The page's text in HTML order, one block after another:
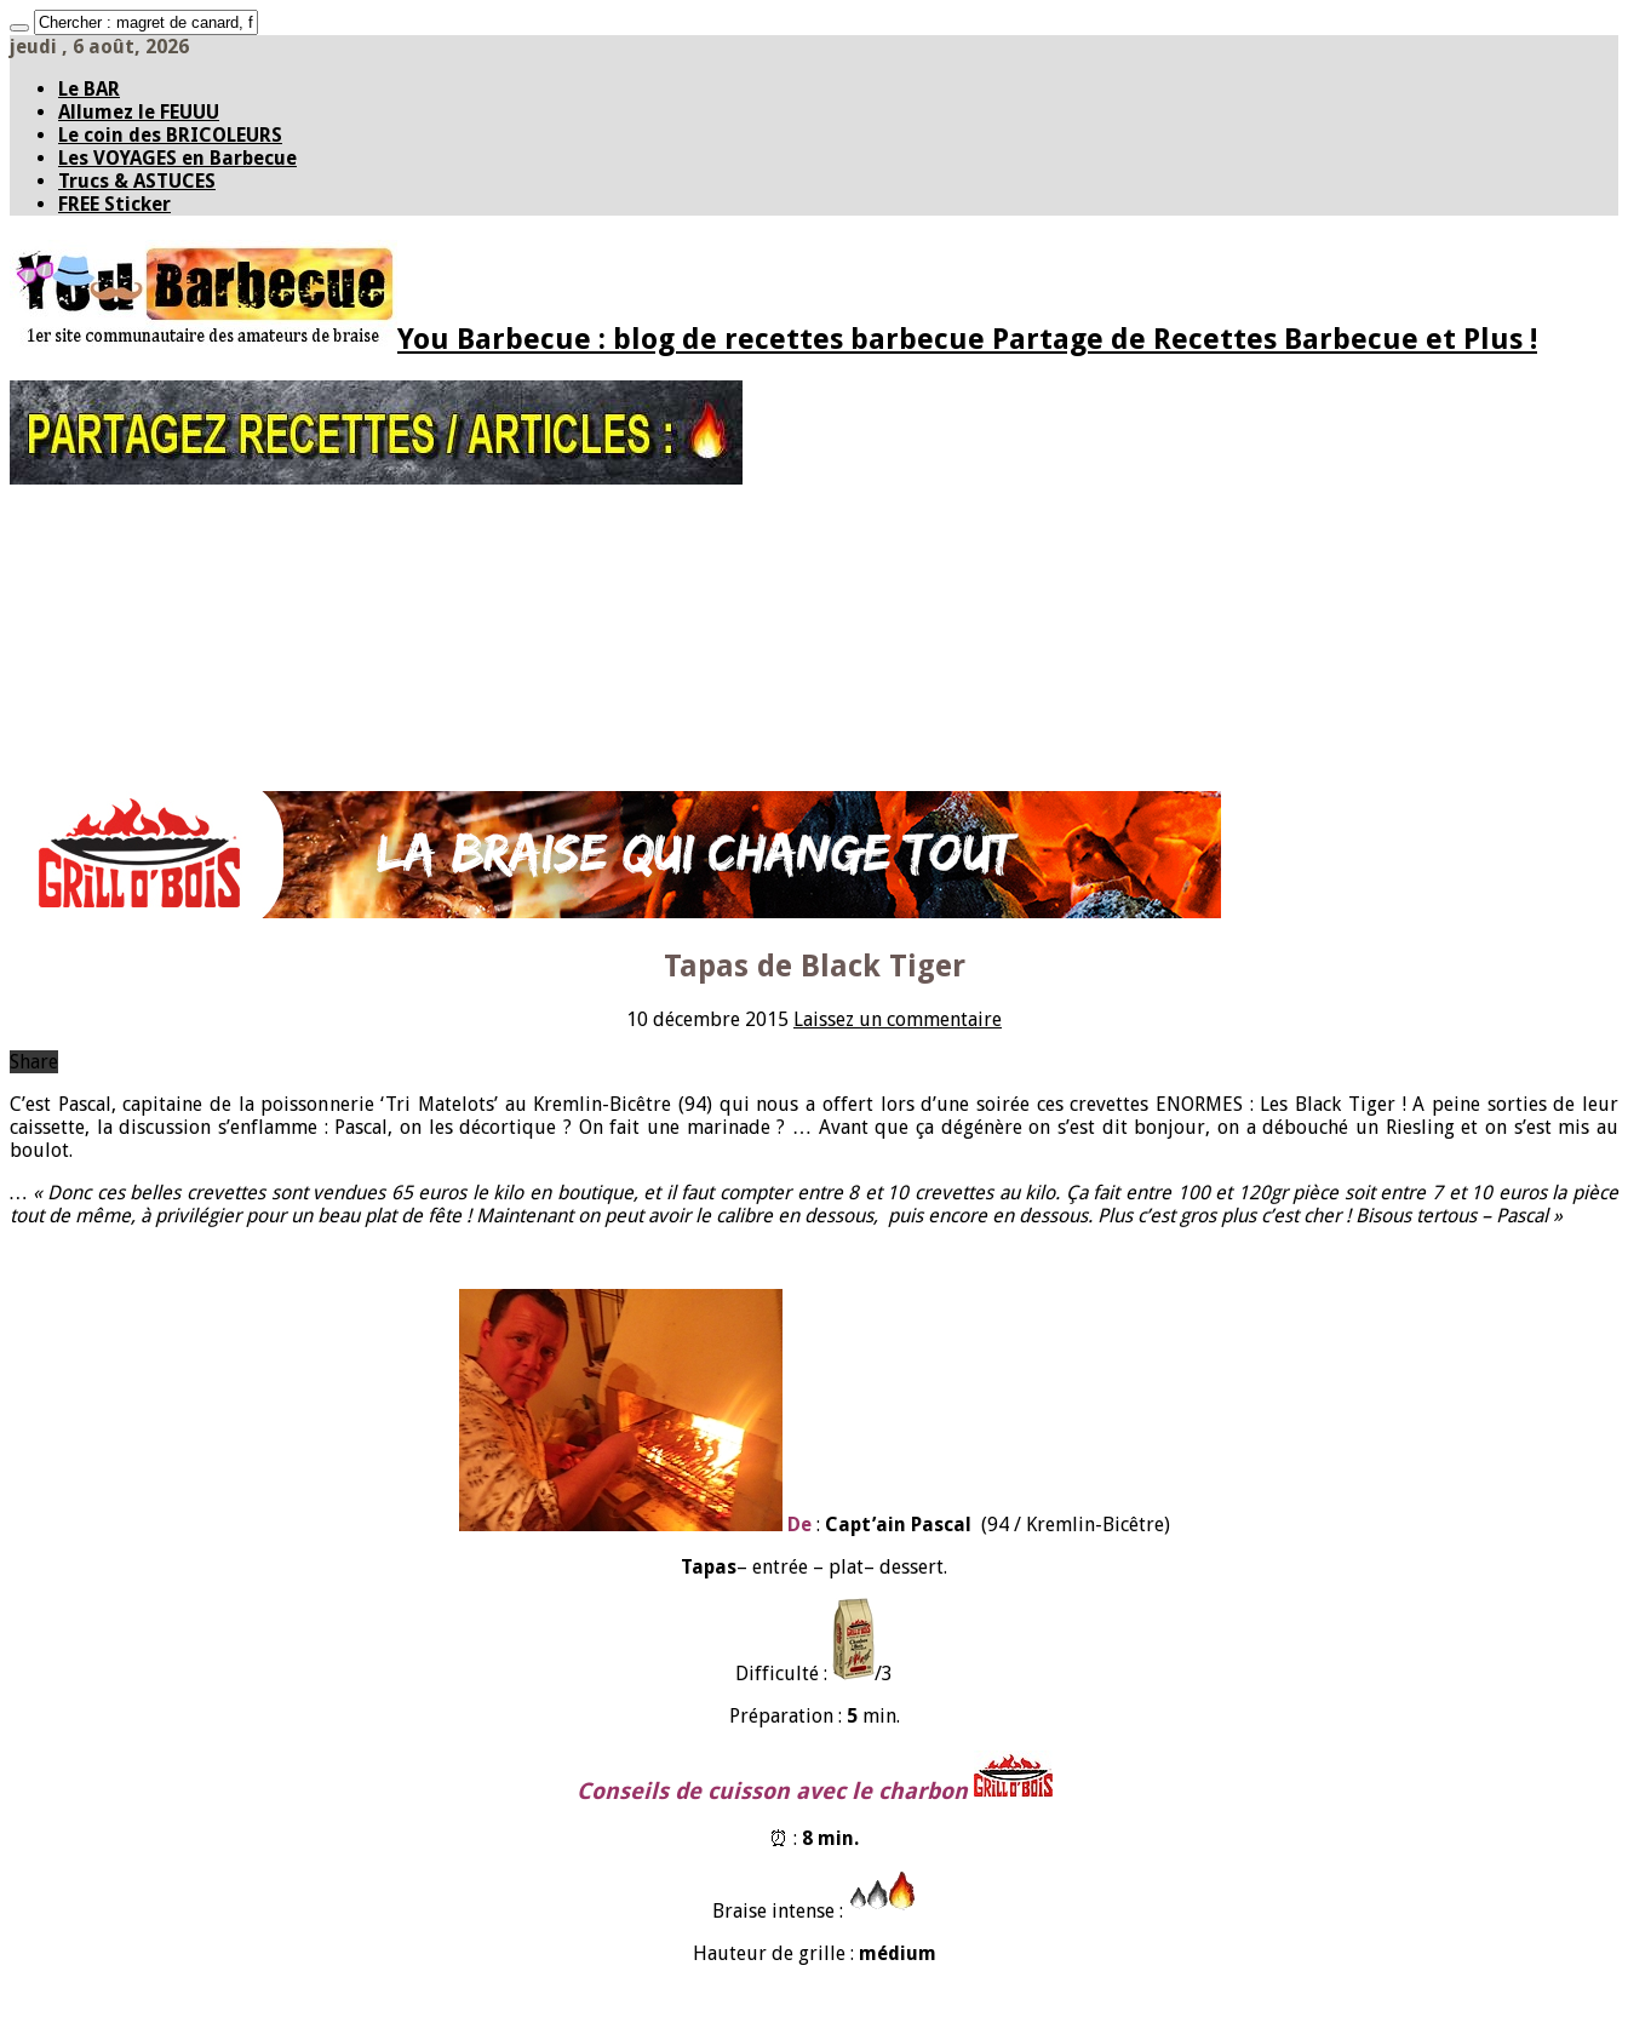
jeudi , 6 août, 2026
Le BAR
Allumez le FEUUU
Le coin des BRICOLEURS
Les VOYAGES en Barbecue
Trucs & ASTUCES
FREE Sticker
You Barbecue : blog de recettes barbecue Partage de Recettes Barbecue et Plus !
Tapas de Black Tiger
10 décembre 2015 Laissez un commentaire
Share
C’est Pascal, capitaine de la poissonnerie ‘Tri Matelots’ au Kremlin-Bicêtre (94) qui nous a offert lors d’une soirée ces crevettes ENORMES : Les Black Tiger ! A peine sorties de leur
caissette, la discussion s’enflamme : Pascal, on les décortique ? On fait une marinade ? … Avant que ça dégénère on s’est dit bonjour, on a débouché un Riesling et on s’est mis au
boulot.
… « Donc ces belles crevettes sont vendues 65 euros le kilo en boutique, et il faut compter entre 8 et 10 crevettes au kilo. Ça fait entre 100 et 120gr pièce soit entre 7 et 10 euros la pièce
tout de même, à privilégier pour un beau plat de fête ! Maintenant on peut avoir le calibre en dessous, puis encore en dessous. Plus c’est gros plus c’est cher ! Bisous tertous – Pascal »
De : Capt’ain Pascal
(94 / Kremlin-Bicêtre)
Tapas– entrée – plat– dessert.
Difficulté :
/3
Préparation : 5min.
Conseils de cuisson avec le charbon
⏰ : 8 min.
Braise intense :
Hauteur de grille : médium